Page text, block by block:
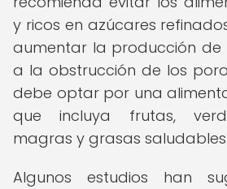
y ricos en azúcares
aumentar la producción de
a la obstrucción de los
debe optar por una
que incluya frutas,
magras y grasas saludables.
Algunos estudios han